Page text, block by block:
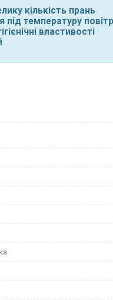
кількість прань
температуру
властивості